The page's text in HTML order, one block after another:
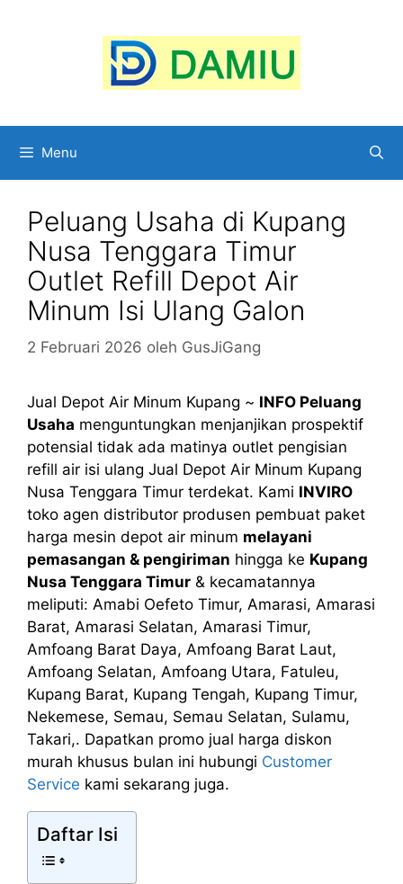
Menu
Peluang Usaha di Kupang
Nusa Tenggara Timur
Outlet Refill Depot Air
Minum Isi Ulang Galon
2 Februari 2026 oleh GusJiGang
Jual Depot Air Minum Kupang ~ INFO Peluang
Usaha menguntungkan menjanjikan prospektif
potensial tidak ada matinya outlet pengisian
refill air isi ulang Jual Depot Air Minum Kupang
Nusa Tenggara Timur terdekat. Kami INVIRO
toko agen distributor produsen pembuat paket
harga mesin depot air minum melayani
pemasangan & pengiriman hingga ke Kupang
Nusa Tenggara Timur & kecamatannya
meliputi: Amabi Oefeto Timur, Amarasi, Amarasi
Barat, Amarasi Selatan, Amarasi Timur,
Amfoang Barat Daya, Amfoang Barat Laut,
Amfoang Selatan, Amfoang Utara, Fatuleu,
Kupang Barat, Kupang Tengah, Kupang Timur,
Nekemese, Semau, Semau Selatan, Sulamu,
Takari,. Dapatkan promo jual harga diskon
murah khusus bulan ini hubungi Customer
Service kami sekarang juga.
Daftar Isi